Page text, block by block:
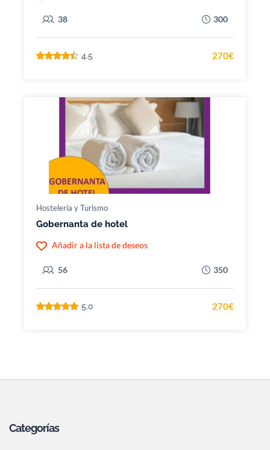
38 300
4.5 270€
Hostelería y Turismo
Gobernanta de hotel
Añadir a la lista de deseos
56 350
5.0 270€
Categorías